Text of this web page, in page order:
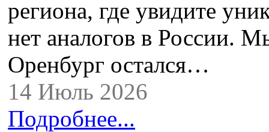
региона, где увидите
нет аналогов в России.
Оренбург остался…
14 Июль 2026
Подробнее...